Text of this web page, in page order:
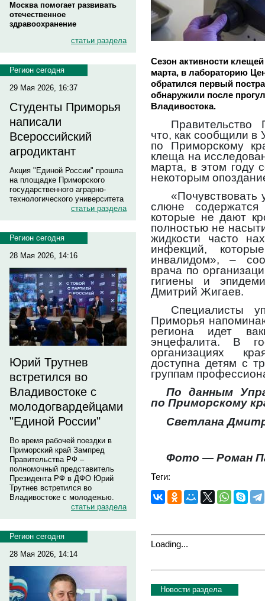
Москва помогает развивать
отечественное
здравоохранение
статьи раздела
Регион сегодня
29 Мая 2026, 16:37
Студенты Приморья
написали
Всероссийский
агродиктант
Акция "Единой России" прошла
на площадке Приморского
государственного аграрно-
технологического университета
статьи раздела
Регион сегодня
28 Мая 2026, 14:16
Юрий Трутнев
встретился во
Владивостоке с
молодогвардейцами
"Единой России"
Во время рабочей поездки в
Приморский край Зампред
Правительства РФ –
полномочный представитель
Президента РФ в ДФО Юрий
Трутнев встретился во
Владивостоке с молодежью.
статьи раздела
Регион сегодня
28 Мая 2026, 14:14
Сезон активности
марта, в лабораторию
обратился первый
обнаружили после
Владивостока.
что, как сообщили в
по Приморскому
клеща на
марта, в этом году
некоторым
слюне
которые не дают
полностью не
жидкости часто
инфекций,
инвалидом», –
врача по
гигиены и
Дмитрий Жигаев.
Специалисты
Приморья
региона идет
энцефалита. В
организациях
доступна детям с
группам
По данным
по Приморскому
Светлана
Фото — Роман
Теги:
Loading...
Новости раздела